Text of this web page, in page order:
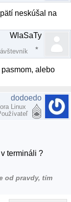
neskúšal na
WlaSaTy
alebo
dodoedo
Linux
termináli ?
od pravdy, tím